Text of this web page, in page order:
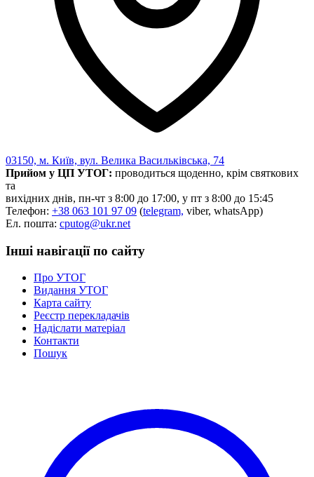
03150, м. Київ, вул. Велика Васильківська, 74
Прийом у ЦП УТОГ: проводиться щоденно, крім святкових
та
вихідних днів, пн-чт з 8:00 до 17:00, у пт з 8:00 до 15:45
Телефон: +38 063 101 97 09 (telegram, viber, whatsApp)
Ел. пошта: cputog@ukr.net
Інші навігації по сайту
Про УТОГ
Видання УТОГ
Карта сайту
Реєстр перекладачів
Надіслати матеріал
Контакти
Пошук